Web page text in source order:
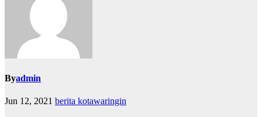
Byadmin
Jun 12, 2021 berita kotawaringin